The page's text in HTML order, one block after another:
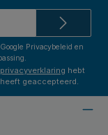
Privacybeleid en
privacyverklaring hebt
heeft geaccepteerd.